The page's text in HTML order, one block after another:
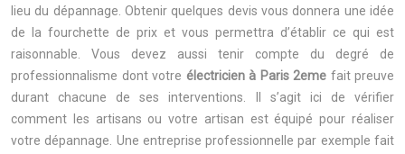
lieu du dépannage. Obtenir quelques devis vous donnera une idée
de la fourchette de prix et vous permettra d’établir ce qui est
raisonnable. Vous devez aussi tenir compte du degré de
professionnalisme dont votre électricien à Paris 2eme fait preuve
durant chacune de ses interventions. Il s’agit ici de vérifier
comment les artisans ou votre artisan est équipé pour réaliser
votre dépannage. Une entreprise professionnelle par exemple fait